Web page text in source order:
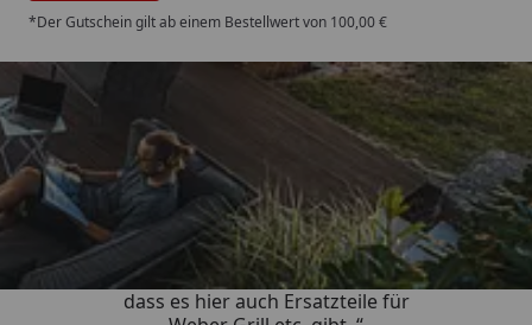
*Der Gutschein gilt ab einem Bestellwert von 100,00 €
Trusted Shops
4,85/ 5
„Schnell und zuverlässig! Schön,
dass es hier auch Ersatzteile für